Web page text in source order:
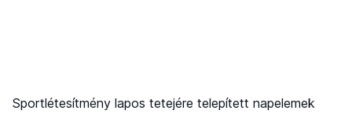
Sportlétesítmény lapos tetejére telepített napelemek